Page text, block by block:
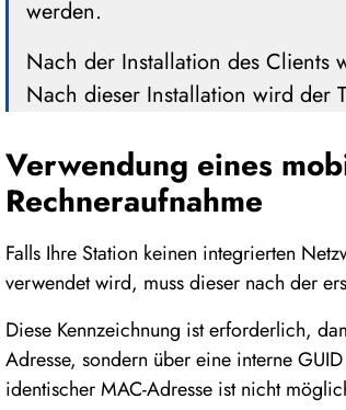
werden.
Nach der Installation des Clients
Nach dieser Installation wird der
Verwendung eines
Rechneraufnahme
Falls Ihre Station keinen integrierten
verwendet wird, muss dieser nach der
Diese Kennzeichnung ist erforderlich,
Adresse, sondern über eine interne
identischer MAC-Adresse ist nicht